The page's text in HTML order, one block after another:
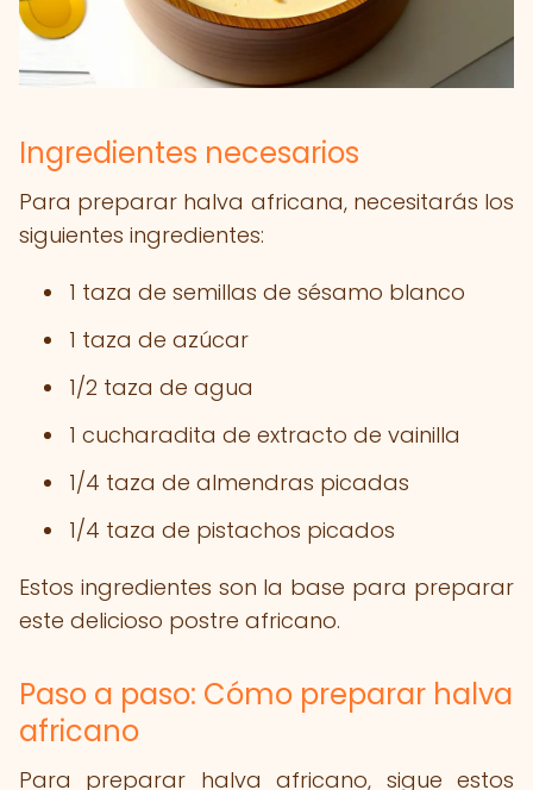
Ingredientes necesarios
Para preparar halva africana, necesitarás los
siguientes ingredientes:
1 taza de semillas de sésamo blanco
1 taza de azúcar
1/2 taza de agua
1 cucharadita de extracto de vainilla
1/4 taza de almendras picadas
1/4 taza de pistachos picados
Estos ingredientes son la base para preparar
este delicioso postre africano.
Paso a paso: Cómo preparar halva
africano
Para preparar halva africano, sigue estos